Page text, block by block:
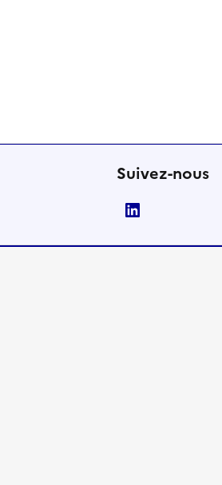
Suivez-nous